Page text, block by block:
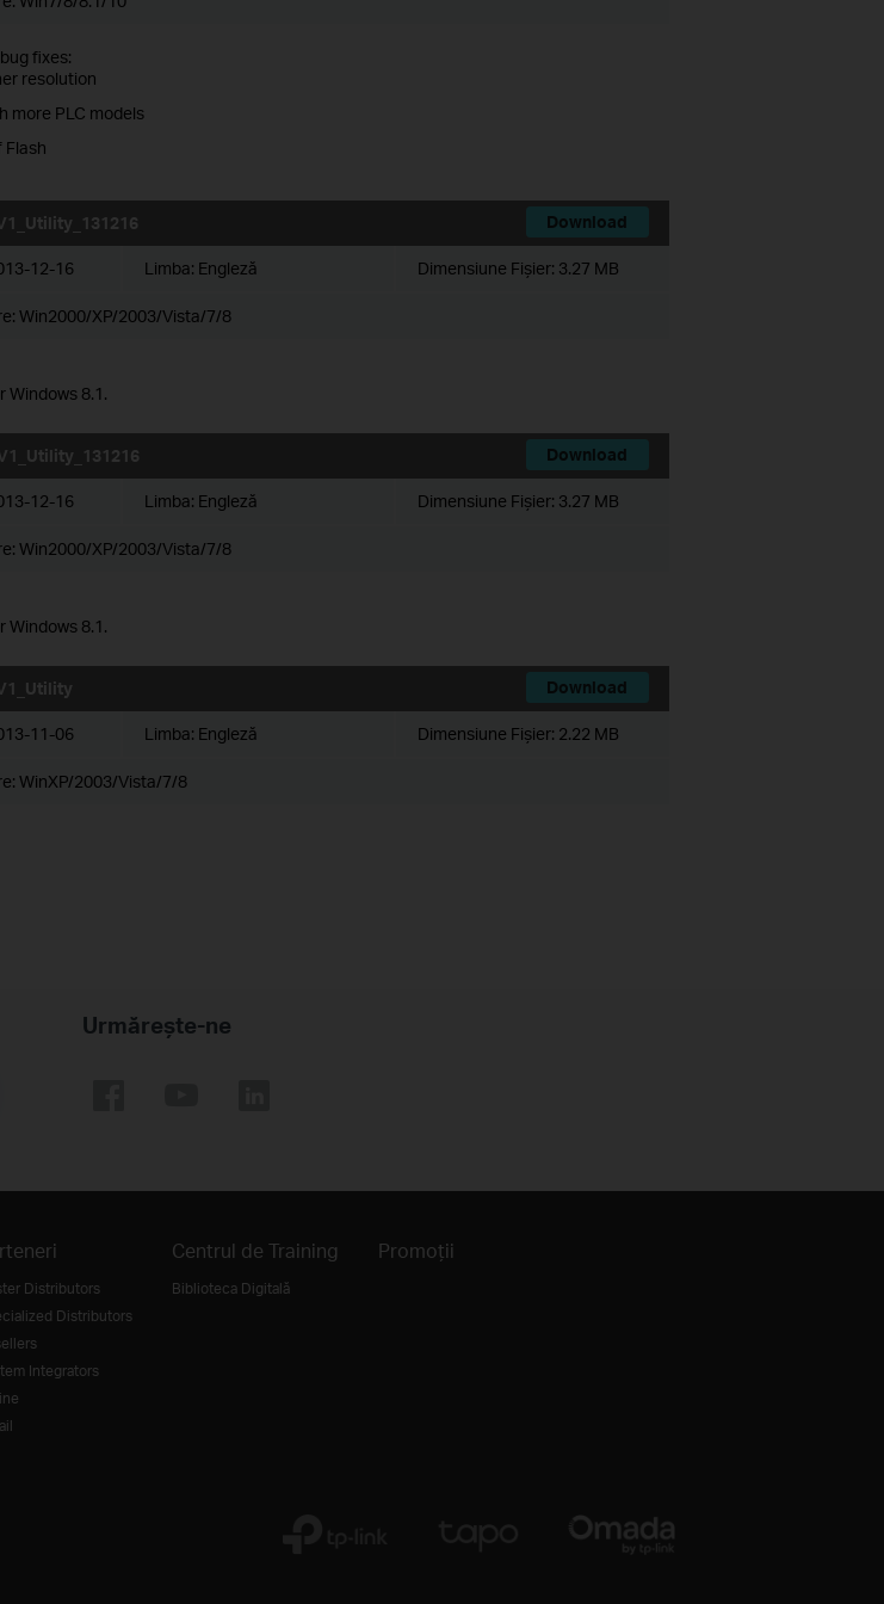
fixes:
resolution
more PLC models
Flash
Download
12-16 Limba: Engleză Dimensiune Fişier: 3.27 MB
Win2000/XP/2003/Vista/7/8
Windows 8.1.
Download
12-16 Limba: Engleză Dimensiune Fişier: 3.27 MB
Win2000/XP/2003/Vista/7/8
Windows 8.1.
Download
11-06 Limba: Engleză Dimensiune Fişier: 2.22 MB
WinXP/2003/Vista/7/8
Urmărește-ne
Distributors
Distributors
Integrators
Centrul de Training
Biblioteca Digitală
Promoții